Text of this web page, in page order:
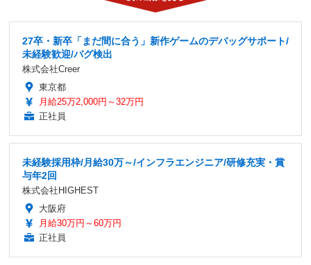
27卒・新卒「まだ間に合う」新作ゲームのデバッグサポート/
未経験歓迎/バグ検出
株式会社Creer
東京都
月給25万2,000円～32万円
正社員
未経験採用枠/月給30万～/インフラエンジニア/研修充実・賞
与年2回
株式会社HIGHEST
大阪府
月給30万円～60万円
正社員